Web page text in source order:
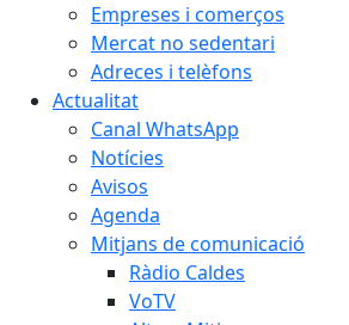
Empreses i comerços
Mercat no sedentari
Adreces i telèfons
Actualitat
Canal WhatsApp
Notícies
Avisos
Agenda
Mitjans de comunicació
Ràdio Caldes
VoTV